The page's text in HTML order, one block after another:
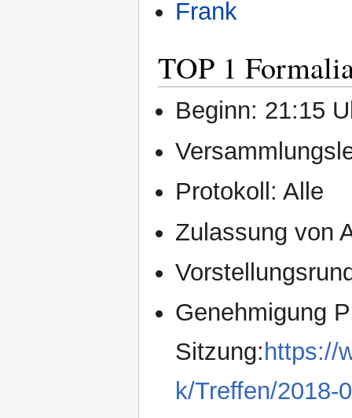
Frank
TOP 1
Beginn: 21:15
Protokoll: Alle
Zulassung von
Genehmigung
Sitzung: https://
k/Treffen/2018-